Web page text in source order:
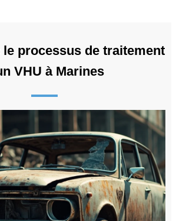
processus de traitement
VHU à Marines